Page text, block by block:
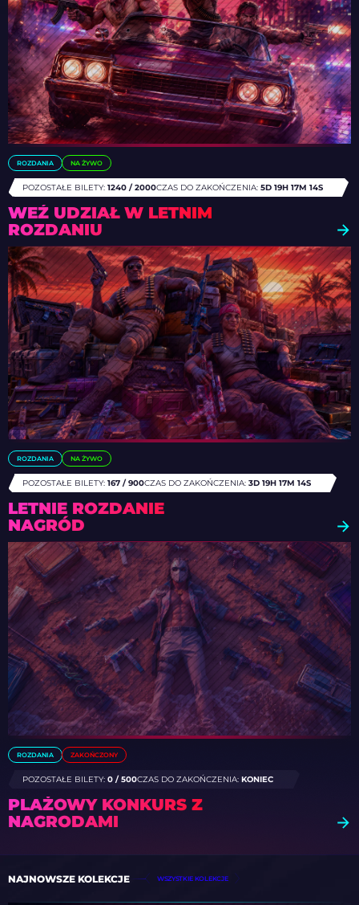
ROZDANIA NA ŻYWO
POZOSTAŁE BILETY: 1240 / 2000CZAS DO ZAKOŃCZENIA: 5D 19H 17M 12S
WEŹ UDZIAŁ W LETNIM
ROZDANIU
ROZDANIA NA ŻYWO
POZOSTAŁE BILETY: 167 / 900CZAS DO ZAKOŃCZENIA: 3D 19H 17M 12S
LETNIE ROZDANIE
NAGRÓD
ROZDANIA ZAKOŃCZONY
POZOSTAŁE BILETY: 0 / 500CZAS DO ZAKOŃCZENIA: KONIEC
PLAŻOWY KONKURS Z
NAGRODAMI
NAJNOWSZE KOLEKCJE WSZYSTKIE KOLEKCJE